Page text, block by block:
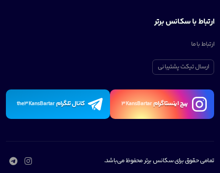
ارتباط با سکانس برتر
ارتباط با ما
ارسال تیکت پشتیبانی
پیچ اینستاگرام3KansBartar کانال تلگرامthe3KansBartar
تمامی حقوق برای سکانس برتر محفوظ می‌باشد.